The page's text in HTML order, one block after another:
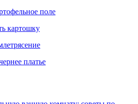
поле
картошку
платье